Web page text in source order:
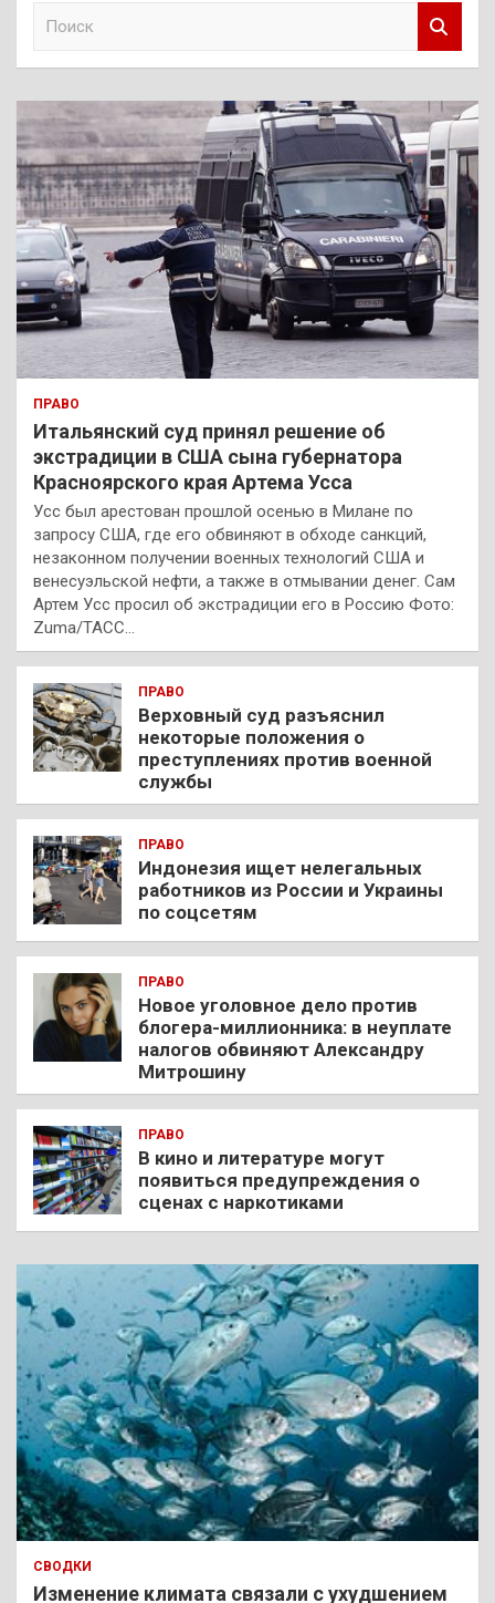
к
ПРАВО
Итальянский суд принял решение об
экстрадиции в США сына губернатора
Красноярского края Артема Усса
Усс был арестован прошлой осенью в Милане по
запросу США, где его обвиняют в обходе санкций,
незаконном получении военных технологий США и
венесуэльской нефти, а также в отмывании денег. Сам
Артем Усс просил об экстрадиции его в Россию Фото:
Zuma/ТАСС…
ПРАВО
Верховный суд разъяснил
некоторые положения о
преступлениях против военной
службы
ПРАВО
Индонезия ищет нелегальных
работников из России и Украины
по соцсетям
ПРАВО
Новое уголовное дело против
блогера-миллионника: в неуплате
налогов обвиняют Александру
Митрошину
ПРАВО
В кино и литературе могут
появиться предупреждения о
сценах с наркотиками
СВОДКИ
Изменение климата связали с ухудшением